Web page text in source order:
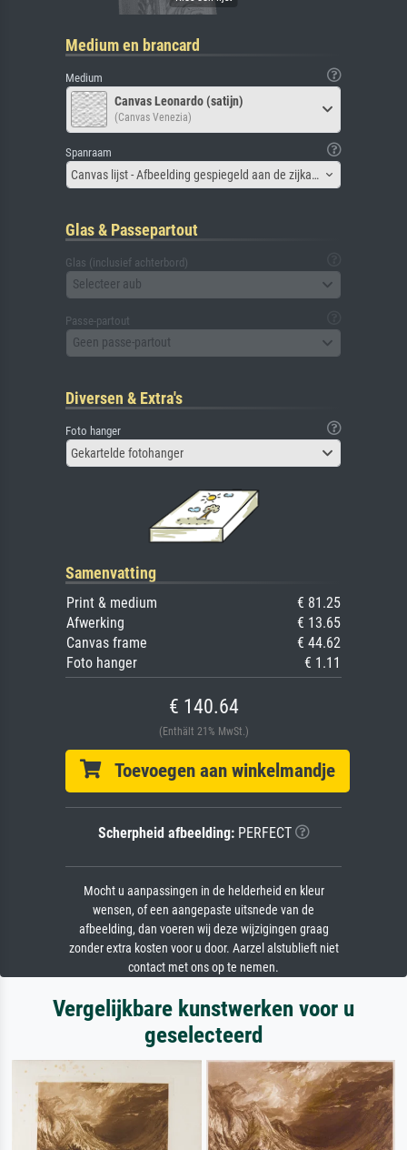
Medium en brancard
Medium
Canvas Leonardo (satijn)
(Canvas Venezia)
Spanraam
Canvas lijst - Afbeelding gespiegeld aan de zijkant
Glas & Passepartout
Glas (inclusief achterbord)
Selecteer aub
Passe-partout
Geen passe-partout
Diversen & Extra's
Foto hanger
Gekartelde fotohanger
Samenvatting
Print & medium
€ 81.25
Afwerking
€ 13.65
Canvas frame
€ 44.62
Foto hanger
€ 1.11
€ 140.64
(Enthält 21% MwSt.)
Toevoegen aan winkelmandje
Scherpheid afbeelding:PERFECT
Mocht u aanpassingen in de helderheid en kleur
wensen, of een aangepaste uitsnede van de
afbeelding, dan voeren wij deze wijzigingen graag
zonder extra kosten voor u door. Aarzel alstublieft niet
contact met ons op te nemen.
Vergelijkbare kunstwerken voor u
geselecteerd